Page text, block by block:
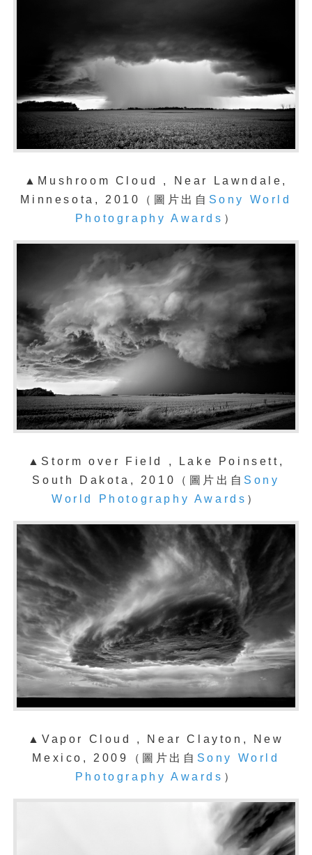
▲Mushroom Cloud , Near Lawndale,
Minnesota, 2010（圖片出自 Sony World
Photography Awards ）
▲Storm over Field , Lake Poinsett,
South Dakota, 2010（圖片出自 Sony
World Photography Awards ）
▲Vapor Cloud , Near Clayton, New
Mexico, 2009
（ 圖片出自 Sony World
Photography Awards ）